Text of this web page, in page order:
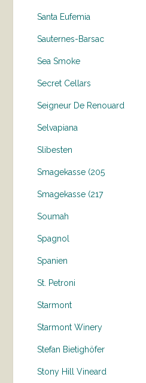
Santa Eufemia
Sauternes-Barsac
Sea Smoke
Secret Cellars
Seigneur De Renouard
Selvapiana
Slibesten
Smagekasse (205
Smagekasse (217
Soumah
Spagnol
Spanien
St. Petroni
Starmont
Starmont Winery
Stefan Bietighöfer
Stony Hill Vineard